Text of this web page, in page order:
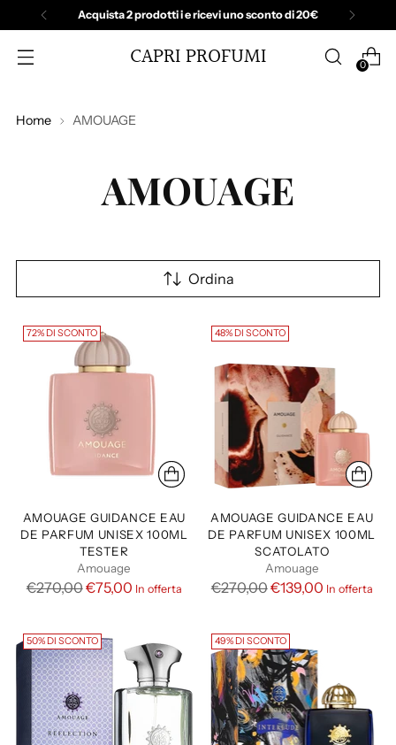
Acquista 2 prodotti i e ricevi uno sconto di 20€
CAPRI PROFUMI 0
Home AMOUAGE
AMOUAGE
Ordina
72% DI SCONTO
AMOUAGE GUIDANCE EAU
DE PARFUM UNISEX 100ML
TESTER
Amouage
P
z
z
o
d
€270,00€75,00 In offerta
48% DI SCONTO
AMOUAGE GUIDANCE EAU
DE PARFUM UNISEX 100ML
SCATOLATO
Amouage
P
z
z
o
d
i
€270,00€139,00 In offerta
50% DI SCONTO 49% DI SCONTO